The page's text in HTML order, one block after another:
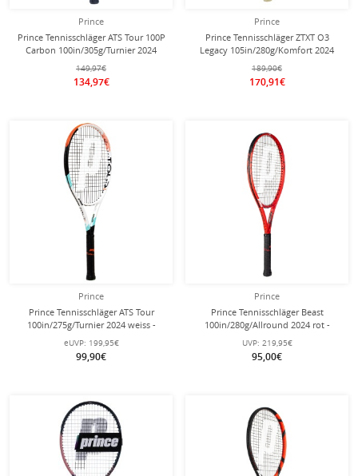
Prince
Prince Tennisschläger ATS Tour 100P
Carbon 100in/305g/Turnier 2024
schwarz - unbesaitet -
149,97€
134,97€
Prince
Prince Tennisschläger ZTXT O3
Legacy 105in/280g/Komfort 2024
gold - besaitet -
189,90€
170,91€
Prince
Prince Tennisschläger ATS Tour
100in/275g/Turnier 2024 weiss -
unbesaitet -
eUVP: 199,95€
99,90€
Prince
Prince Tennisschläger Beast
100in/280g/Allround 2024 rot -
unbesaitet -
UVP: 219,95€
95,00€